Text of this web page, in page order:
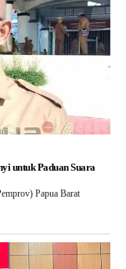
untuk Paduan Suara
Papua Barat